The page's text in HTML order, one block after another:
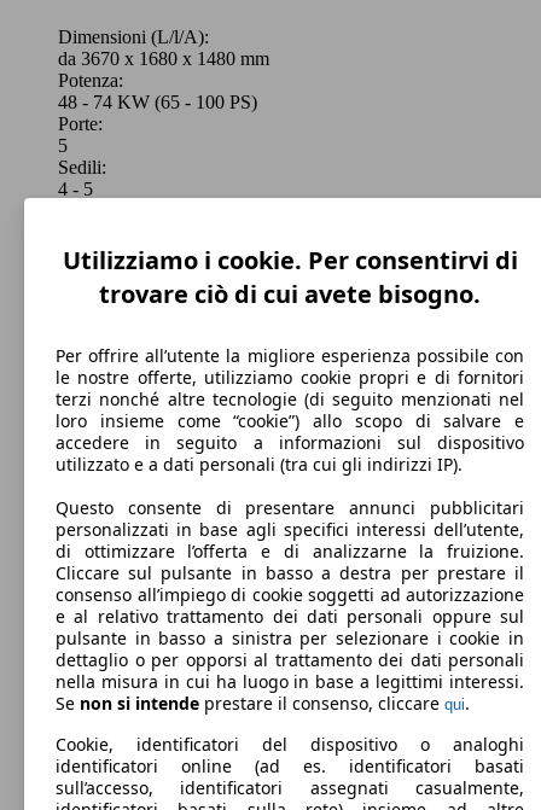
GPL
Model Version
i10 1.0 econext Gpl Connectline
48 KW
(65 PS)
i10 1.0 econext Gpl Connectline Navi Pack
48 KW
(65 PS)
i10 1.0 econext Gpl Prime
48 KW
(65 PS)
Dimensioni (L/l/A):
da 3670 x 1680 x 1480 mm
Potenza:
48 - 74 KW (65 - 100 PS)
Porte:
5
Sedili:
4 - 5
Mostra versioni
City car
Dal 2016 Hyundai i10 2017 Benzina
Utilizziamo i cookie. Per consentirvi di
trovare ciò di cui avete bisogno.
Per offrire all’utente la migliore esperienza possibile con
le nostre offerte, utilizziamo cookie propri e di fornitori
terzi nonché altre tecnologie (di seguito menzionati nel
loro insieme come “cookie”) allo scopo di salvare e
accedere in seguito a informazioni sul dispositivo
utilizzato e a dati personali (tra cui gli indirizzi IP).
Questo consente di presentare annunci pubblicitari
personalizzati in base agli specifici interessi dell’utente,
di ottimizzare l’offerta e di analizzarne la fruizione.
Cliccare sul pulsante in basso a destra per prestare il
consenso all’impiego di cookie soggetti ad autorizzazione
e al relativo trattamento dei dati personali oppure sul
pulsante in basso a sinistra per selezionare i cookie in
dettaglio o per opporsi al trattamento dei dati personali
nella misura in cui ha luogo in base a legittimi interessi.
Se non si intende prestare il consenso, cliccare qui.
Cookie, identificatori del dispositivo o analoghi
identificatori online (ad es. identificatori basati
sull’accesso, identificatori assegnati casualmente,